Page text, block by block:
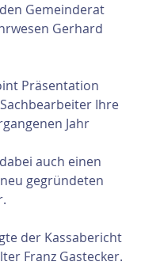
Gemeinderat
Gerhard
Präsentation
Ihre
Jahr
auch einen
gegründeten
der Kassabericht
Franz Gastecker.